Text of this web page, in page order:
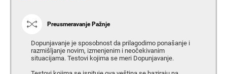
Preusmeravanje Pažnje
Dopunjavanje je sposobnost da prilagodimo ponašanje i
razmišljanje novim, izmenjenim i neočekivanim
situacijama. Testovi kojima se meri Dopunjavanje.